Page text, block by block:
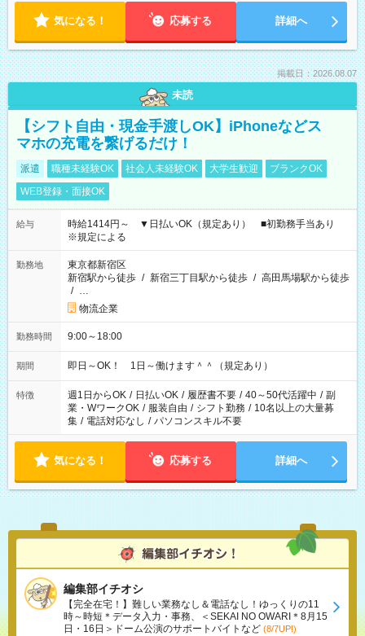
気になる！ 応募する 詳細へ
掲載日：2026.08.07
未読
【シフト自由・現金手渡しOK】iPhoneなどス
マホの充電を繋げるだけ！
派遣 職種未経験OK 社会人未経験OK 大学生歓迎
ブランクOK
WEB登録・面接OK
給与
時給1414円～ ▼日払いOK（規定あり） ■初勤務手当あり
※規定による
勤務地
東京都新宿区
新宿駅から徒歩 / 新宿三丁目駅から徒歩 / 高田馬場駅から徒歩
/ …
物流企業
勤務時間 9:00～18:00
期間 即日～OK！ 1日～働けます＾＾（規定あり）
特徴 週1日からOK / 日払いOK / 履歴書不要 / 40～50代活躍中 / 副
業・WワークOK / 服装自由 / シフト勤務 / 10名以上の大量募
集 / 電話対応なし / パソコンスキル不要
気になる！ 応募する 詳細へ
編集部イチオシ
【完全在宅！】難しい業務なし＆電話なし！ゆっくりの11
時～時短＊データ入力・事務、＜SEKAI NO OWARI＊8月15
日・16日＞ドーム公演のサポートバイトなど (8/7UP!)